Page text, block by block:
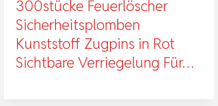
300stücke Feuerlöscher
Sicherheitsplomben
Kunststoff Zugpins in Rot
Sichtbare Verriegelung Für…